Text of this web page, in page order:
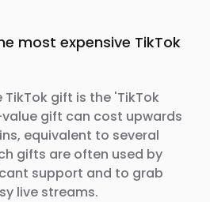
most expensive TikTok
TikTok gift is the 'TikTok
value gift can cost upwards
equivalent to several
gifts are often used by
support and to grab
live streams.